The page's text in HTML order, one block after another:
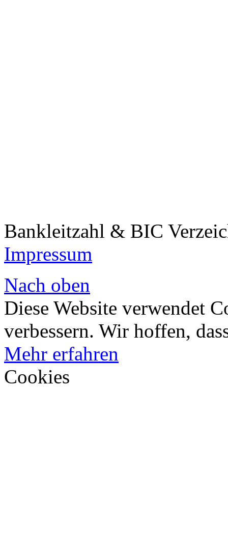
Bankleitzahl & BIC
Impressum
Nach oben
Diese Website verwendet
verbessern. Wir hoffen,
Mehr erfahren
Cookies